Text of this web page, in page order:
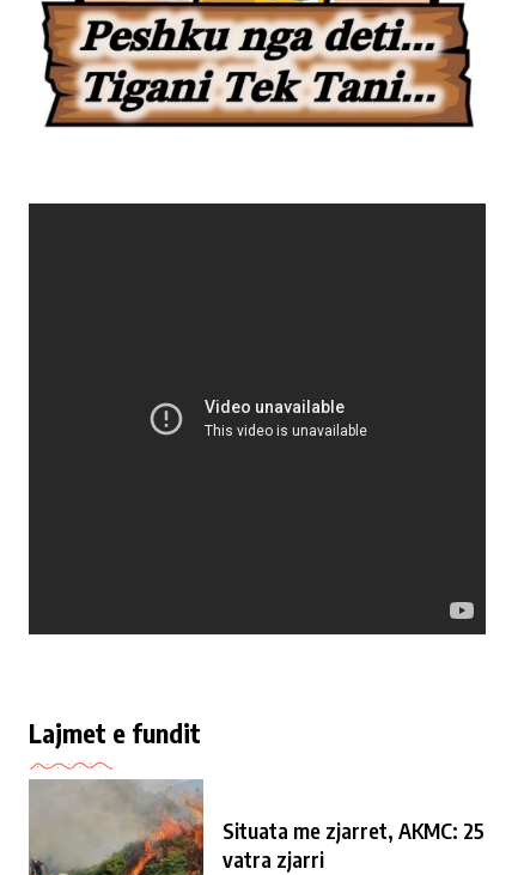
Lajmet e fundit
Situata me zjarret, AKMC: 25
vatra zjarri